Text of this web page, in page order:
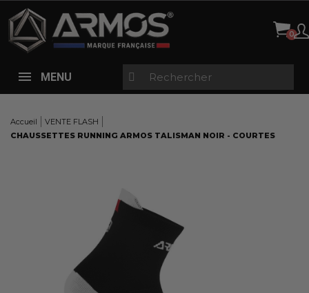
MENU
Accueil
VENTE FLASH
CHAUSSETTES RUNNING ARMOS TALISMAN NOIR - COURTES
Panneau de gestion des cookies